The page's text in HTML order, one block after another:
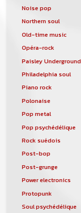
Noise pop
Northern soul
Old-time music
Opéra-rock
Paisley Underground
Philadelphia soul
Piano rock
Polonaise
Pop metal
Pop psychédélique
Rock suédois
Post-bop
Post-grunge
Power electronics
Protopunk
Soul psychédélique